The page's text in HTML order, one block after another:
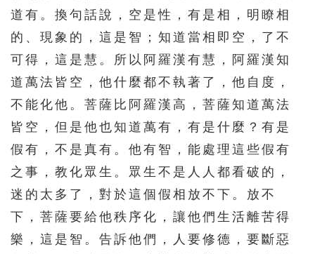
道有。換句話說，空是性，有是相，明瞭相
的、現象的，這是智；知道當相即空，了不
可得，這是慧。所以阿羅漢有慧，阿羅漢知
道萬法皆空，他什麼都不執著了，他自度，
不能化他。菩薩比阿羅漢高，菩薩知道萬法
皆空，但是他也知道萬有，有是什麼？有是
假有，不是真有。他有智，能處理這些假有
之事，教化眾生。眾生不是人人都看破的，
迷的太多了，對於這個假相放不下。放不
下，菩薩要給他秩序化，讓他們生活離苦得
樂，這是智。告訴他們，人要修德，要斷惡